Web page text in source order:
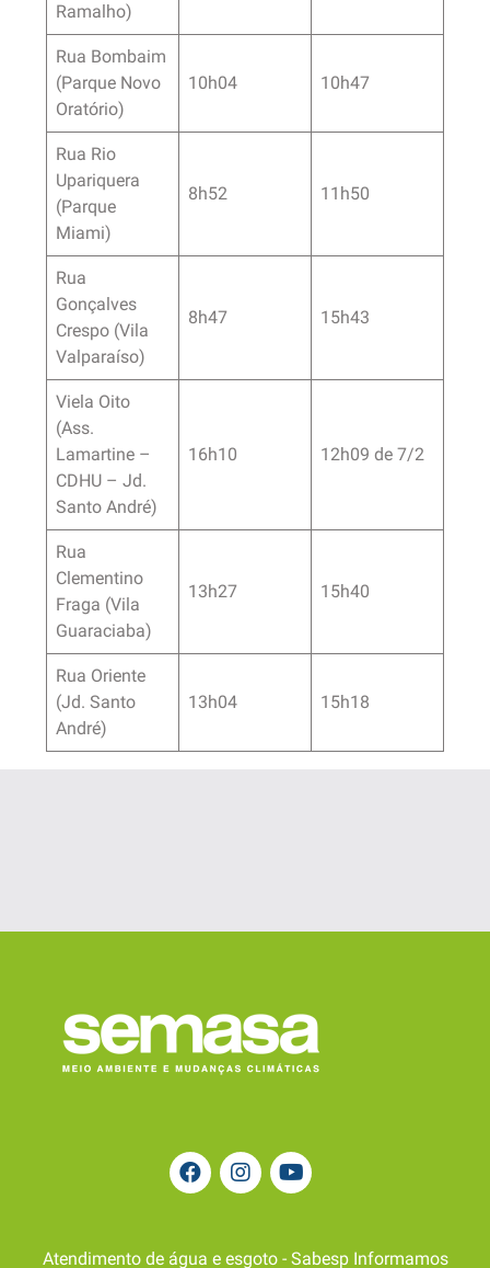
Ramalho)
Rua Bombaim
(Parque Novo
Oratório)
10h04 10h47
Rua Rio
Upariquera
(Parque
Miami)
8h52 11h50
Rua
Gonçalves
Crespo (Vila
Valparaíso)
8h47 15h43
Viela Oito
(Ass.
Lamartine –
CDHU – Jd.
Santo André)
16h10 12h09 de 7/2
Rua
Clementino
Fraga (Vila
Guaraciaba)
13h27 15h40
Rua Oriente
(Jd. Santo
André)
13h04 15h18
Atendimento de água e esgoto - Sabesp Informamos